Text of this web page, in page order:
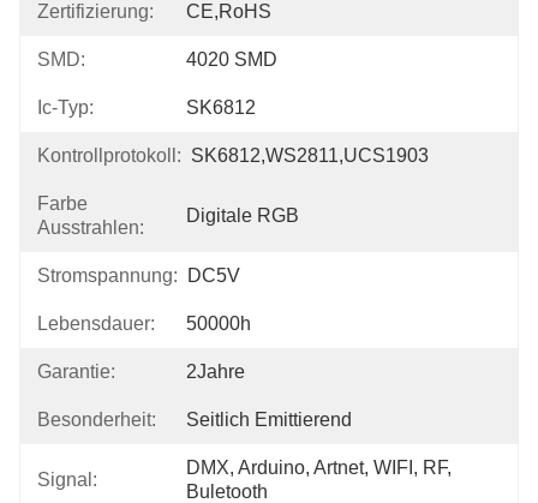
Zertifizierung: CE,RoHS
SMD: 4020 SMD
Ic-Typ: SK6812
Kontrollprotokoll: SK6812,WS2811,UCS1903
Farbe
Ausstrahlen:
Digitale RGB
Stromspannung: DC5V
Lebensdauer: 50000h
Garantie: 2Jahre
Besonderheit: Seitlich Emittierend
Signal:
DMX, Arduino, Artnet, WIFI, RF,
Buletooth